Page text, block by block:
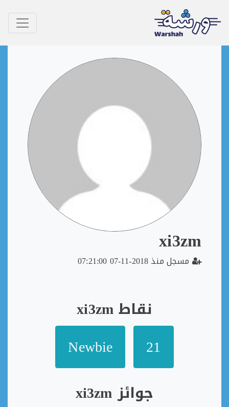
xi3zm
مسجل منذ 2018-11-07 07:21:00
نقاط xi3zm
Newbie
جوائز xi3zm